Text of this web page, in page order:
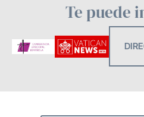
Te puede